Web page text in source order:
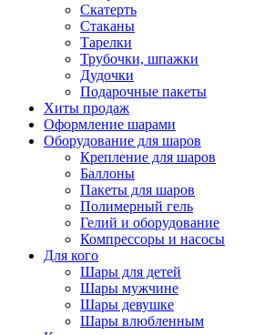
Скатерть
Стаканы
Тарелки
Трубочки, шпажки
Дудочки
Подарочные пакеты
Хиты продаж
Оформление шарами
Оборудование для шаров
Крепление для шаров
Баллоны
Пакеты для шаров
Полимерный гель
Гелий и оборудование
Компрессоры и насосы
Для кого
Шары для детей
Шары мужчине
Шары девушке
Шары влюбленным